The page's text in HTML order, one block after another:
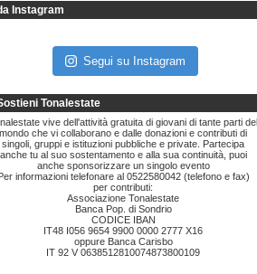
Instagram
Segui su Instagram
Tonalestate
vive dell'attività gratuita di giovani di tante parti del
mondo che vi collaborano e dalle donazioni e contributi di
singoli, gruppi e istituzioni pubbliche e private. Partecipa
anche tu al suo sostentamento e alla sua continuità, puoi
anche sponsorizzare un singolo evento
Per informazioni telefonare al 0522580042 (telefono e fax)
per contributi:
Associazione Tonalestate
Banca Pop. di Sondrio
CODICE IBAN
IT48 I056 9654 9900 0000 2777 X16
oppure Banca Carisbo
IT 92 V 0638512810074873800109